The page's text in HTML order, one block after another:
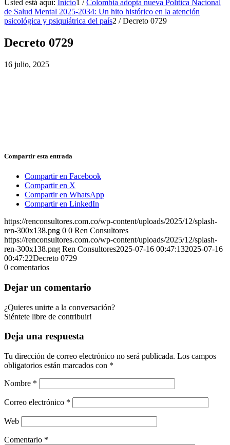
Usted está aquí: Inicio1 / Colombia adopta nueva Política Nacional
de Salud Mental 2025-2034: Un hito histórico en la atención
psicológica y psiquiátrica del país2 / Decreto 0729
Decreto 0729
16 julio, 2025
Compartir esta entrada
Compartir en Facebook
Compartir en X
Compartir en WhatsApp
Compartir en LinkedIn
https://renconsultores.com.co/wp-content/uploads/2025/12/splash-
ren-300x138.png 0 0 Ren Consultores
https://renconsultores.com.co/wp-content/uploads/2025/12/splash-
ren-300x138.png Ren Consultores2025-07-16 00:47:132025-07-16
00:47:22Decreto 0729
0 comentarios
Dejar un comentario
¿Quieres unirte a la conversación?
Siéntete libre de contribuir!
Deja una respuesta
Tu dirección de correo electrónico no será publicada. Los campos
obligatorios están marcados con *
Nombre *
Correo electrónico *
Web
Comentario *